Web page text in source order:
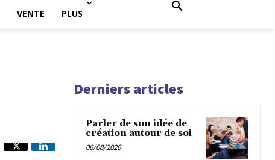
VENTE PLUS
Derniers articles
Parler de son idée de
création autour de soi
06/08/2026